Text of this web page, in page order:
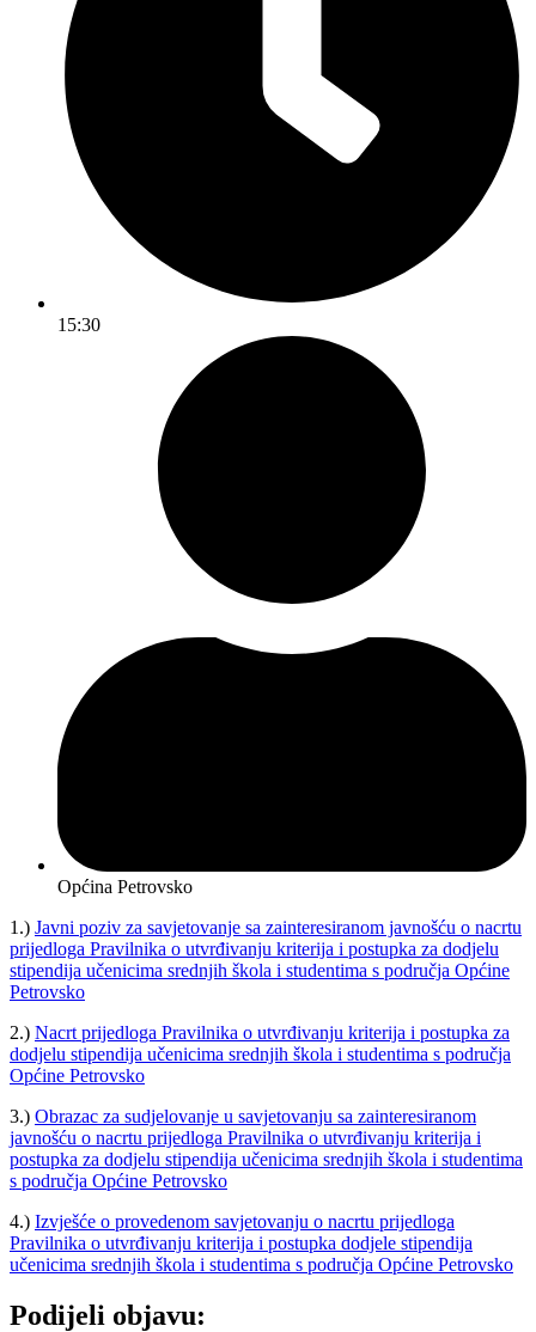
15:30
Općina Petrovsko
1.) Javni poziv za savjetovanje sa zainteresiranom javnošću o nacrtu
prijedloga Pravilnika o utvrđivanju kriterija i postupka za dodjelu
stipendija učenicima srednjih škola i studentima s područja Općine
Petrovsko
2.) Nacrt prijedloga Pravilnika o utvrđivanju kriterija i postupka za
dodjelu stipendija učenicima srednjih škola i studentima s područja
Općine Petrovsko
3.) Obrazac za sudjelovanje u savjetovanju sa zainteresiranom
javnošću o nacrtu prijedloga Pravilnika o utvrđivanju kriterija i
postupka za dodjelu stipendija učenicima srednjih škola i studentima
s područja Općine Petrovsko
4.) Izvješće o provedenom savjetovanju o nacrtu prijedloga
Pravilnika o utvrđivanju kriterija i postupka dodjele stipendija
učenicima srednjih škola i studentima s područja Općine Petrovsko
Podijeli objavu: